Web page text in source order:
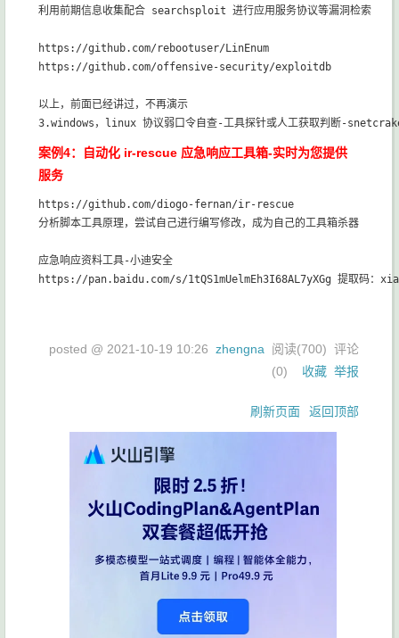
利用前期信息收集配合 searchsploit 进行应用服务协议等漏洞检索
https://github.com/rebootuser/LinEnum
以上，前面已经讲过，不再演示
3.windows，linux 协议弱口令自查-工具探针或人工获取判断-
案例4：自动化 ir-rescue 应急响应工具箱-实时为您提供
服务
https://github.com/diogo-fernan/ir-rescue
分析脚本工具原理，尝试自己进行编写修改，成为自己的工具箱杀器
应急响应资料工具-小迪安全
posted @ 2021-10-19 10:26 zhengna 阅读(700) 评论
(0) 收藏 举报
刷新页面 返回顶部